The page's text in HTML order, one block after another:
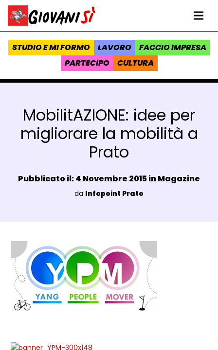
Vai al contenuto
Homepage Giovanisì - Progetto della Regione Toscana
STUDIO E MI FORMO LAVORO
FACCIO IMPRESA
PARTECIPO
CULTURA
MobilitAZIONE: idee per
migliorare la mobilità a
Prato
Data e ora:
Pubblicato il: 4 Novembre 2015 inMagazine
Luogo:
da Infopoint Prato
Dettagli Post Magazine